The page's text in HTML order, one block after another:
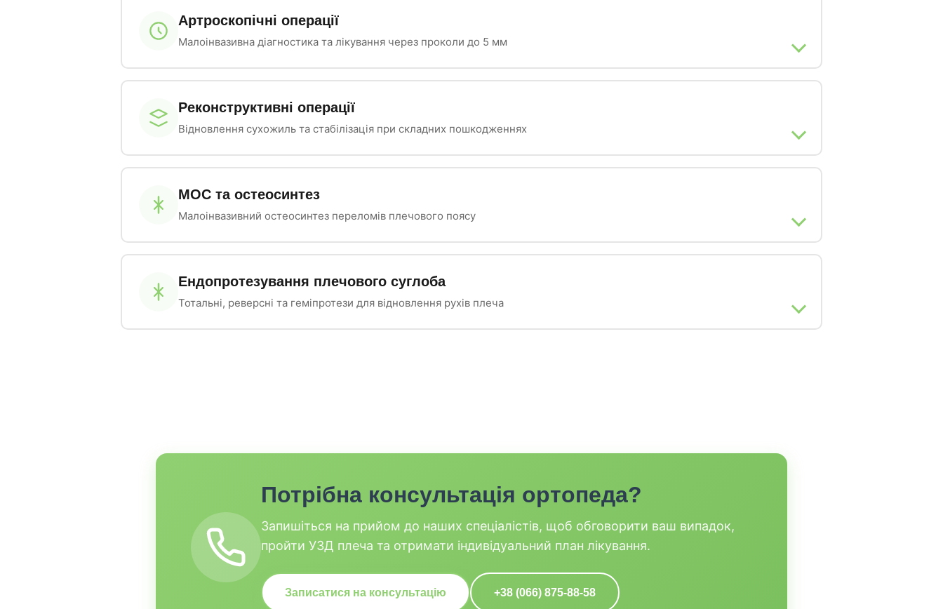
Артроскопічні операції
Малоінвазивна діагностика та лікування через проколи до 5 мм
Реконструктивні операції
Відновлення сухожиль та стабілізація при складних пошкодженнях
МОС та остеосинтез
Малоінвазивний остеосинтез переломів плечового поясу
Ендопротезування плечового суглоба
Тотальні, реверсні та геміпротези для відновлення рухів плеча
Потрібна консультація ортопеда?
Запишіться на прийом до наших спеціалістів, щоб обговорити ваш випадок,
пройти УЗД плеча та отримати індивідуальний план лікування.
Записатися на консультацію +38 (066) 875-88-58